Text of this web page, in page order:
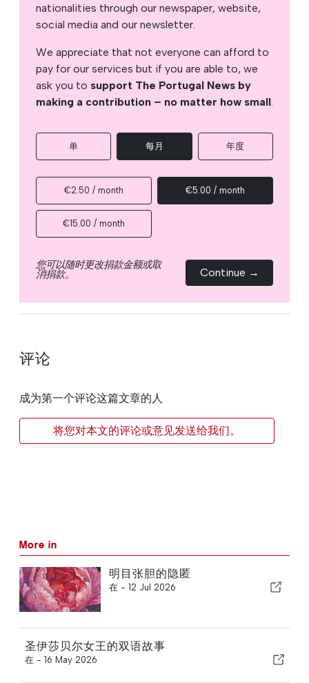
nationalities through our newspaper, website,
social media and our newsletter.
We appreciate that not everyone can afford to
pay for our services but if you are able to, we
ask you to support The Portugal News by
making a contribution – no matter how small.
单 每月 年度
€2.50 / month €5.00 / month
€15.00 / month
您可以随时更改捐款金额或取
消捐款。 Continue →
评论
成为第一个评论这篇文章的人
将您对本文的评论或意见发送给我们。
More in
明目张胆的隐匿
在 - 12 Jul 2026
圣伊莎贝尔女王的双语故事
在 - 16 May 2026